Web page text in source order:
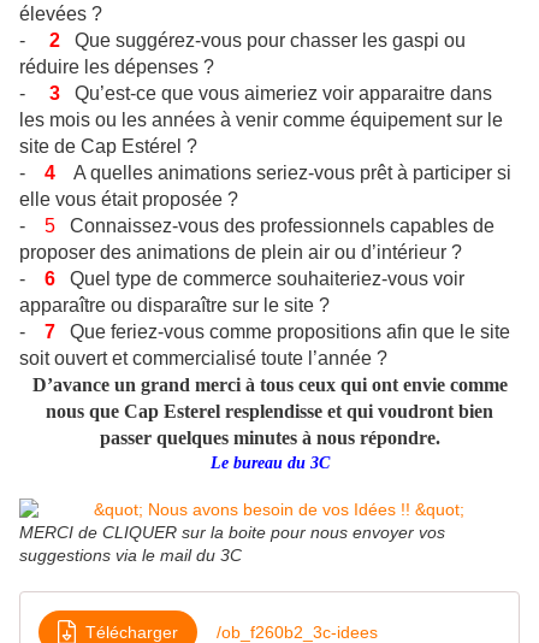
élevées ?
-
2 Que suggérez-vous pour chasser les gaspi ou
réduire les dépenses ?
-
3 Qu’est-ce que vous aimeriez voir apparaitre dans
les mois ou les années à venir comme équipement sur le
site de Cap Estérel ?
-
4
A quelles animations seriez-vous prêt à participer si
elle vous était proposée ?
-
5
Connaissez-vous des professionnels capables de
proposer des animations de plein air ou d’intérieur ?
-
6 Quel type de commerce souhaiteriez-vous voir
apparaître ou disparaître sur le site ?
- 7 Que feriez-vous comme propositions afin que le site
soit ouvert et commercialisé toute l’année ?
D’avance un grand merci à tous ceux qui ont envie comme
nous que Cap Esterel resplendisse et qui voudront bien
passer quelques minutes à nous répondre.
Le bureau du 3C
MERCI de CLIQUER sur la boite pour nous envoyer vos
suggestions via le mail du 3C
Télécharger /ob_f260b2_3c-idees